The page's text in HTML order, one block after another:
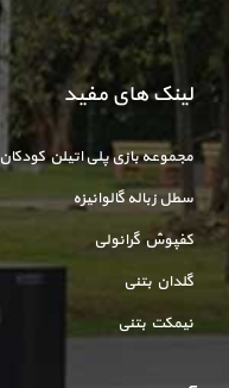
لینک های مفید
مجموعه بازی پلی اتیلن کودکان
سطل زباله گالوانیزه
کفپوش گرانولی
گلدان بتنی
نیمکت بتنی